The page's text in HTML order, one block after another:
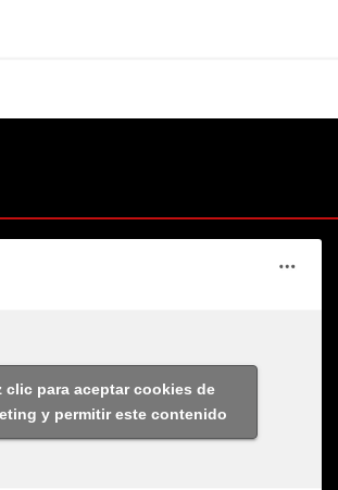
clic para aceptar cookies de
y permitir este contenido